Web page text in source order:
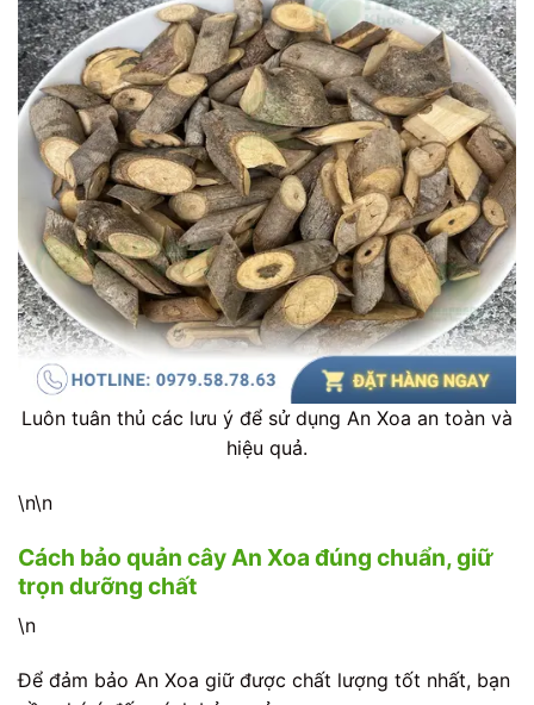
Luôn tuân thủ các lưu ý để sử dụng An Xoa an toàn và
hiệu quả.
\n\n
Cách bảo quản cây An Xoa đúng chuẩn, giữ
trọn dưỡng chất
\n
Để đảm bảo An Xoa giữ được chất lượng tốt nhất, bạn